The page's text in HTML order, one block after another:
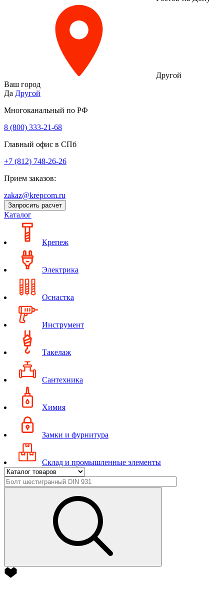
Другой
Ваш город
Да Другой
Многоканальный по РФ
8 (800) 333‑21-68
Главный офис в СПб
+7 (812) 748-26-26
Прием заказов:
zakaz@krepcom.ru
Запросить расчет
Каталог
Крепеж
Электрика
Оснастка
Инструмент
Такелаж
Сантехника
Химия
Замки и фурнитура
Склад и промышленные элементы